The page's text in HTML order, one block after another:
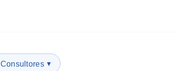
Consultores ▼